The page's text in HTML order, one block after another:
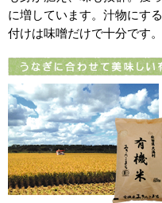
に増しています。汁物にす
付けは味噌だけで十分です